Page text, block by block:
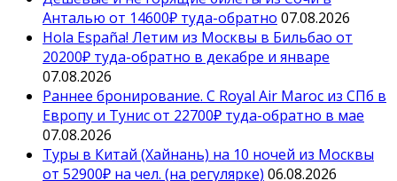
Анталью от 14600₽ туда-обратно 07.08.2026
Hola España! Летим из Москвы в Бильбао от
20200₽ туда-обратно в декабре и январе
07.08.2026
Раннее бронирование. С Royal Air Maroc из СПб в
Европу и Тунис от 22700₽ туда-обратно в мае
07.08.2026
Туры в Китай (Хайнань) на 10 ночей из Москвы
от 52900₽ на чел. (на регулярке) 06.08.2026